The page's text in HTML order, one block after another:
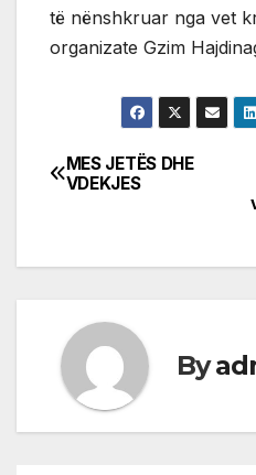
të nënshkruar nga vet
organizate Gzim
Post
MES JETËS DHE
VDEKJES
By